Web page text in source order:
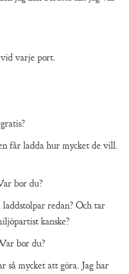
varje port.
får ladda hur mycket de vill.
bor du?
redan? Och tar
kanske?
bor du?
så mycket att göra. Jag har